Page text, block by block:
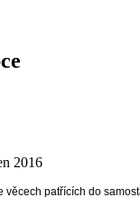
2016
patřících do